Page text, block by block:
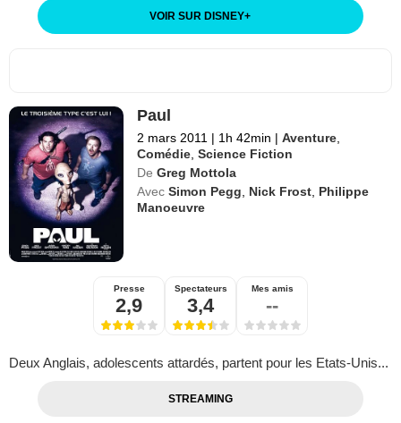
VOIR SUR DISNEY+
Paul
2 mars 2011 | 1h 42min | Aventure
Comédie ,Science Fiction
De Greg Mottola
Avec Simon Pegg Nick Frost Philippe
Manoeuvre
Presse
2,9
Spectateurs
3,4
Mes amis
--
Deux Anglais, adolescents attardés, partent pour les Etats-Unis...
STREAMING